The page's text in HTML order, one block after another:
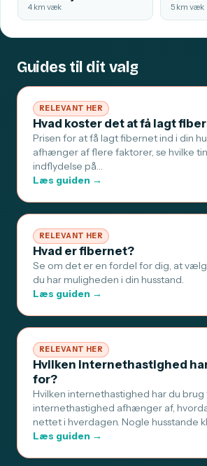
4 km væk 5 km væk
Guides til dit valg
RELEVANT HER
Hvad koster det at få lagt
Prisen for at få lagt fibernet ind i din
afhænger af flere faktorer, se hvilke
indflydelse på…
Læs guiden →
RELEVANT HER
Hvad er fibernet?
Se om det er en fordel for dig, at
du har muligheden i din husstand.
Læs guiden →
RELEVANT HER
Hvilken internethastighed
for?
Hvilken internethastighed har du
internethastighed afhænger af,
nettet i hverdagen. Nogle husstande
Læs guiden →